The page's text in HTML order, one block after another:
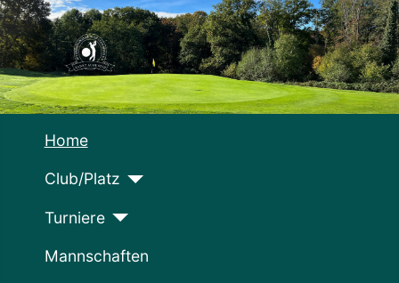
Home
Club/Platz
Turniere
Mannschaften